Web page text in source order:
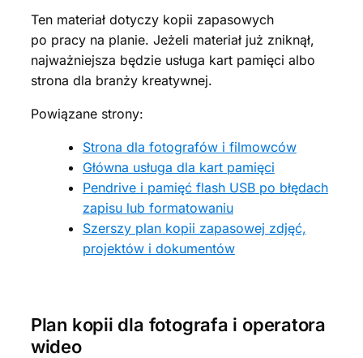
Ten materiał dotyczy kopii zapasowych
po pracy na planie. Jeżeli materiał już zniknął,
najważniejsza będzie usługa kart pamięci albo
strona dla branży kreatywnej.
Powiązane strony:
Strona dla fotografów i filmowców
Główna usługa dla kart pamięci
Pendrive i pamięć flash USB po błędach
zapisu lub formatowaniu
Szerszy plan kopii zapasowej zdjęć,
projektów i dokumentów
Plan kopii dla fotografa i operatora
wideo